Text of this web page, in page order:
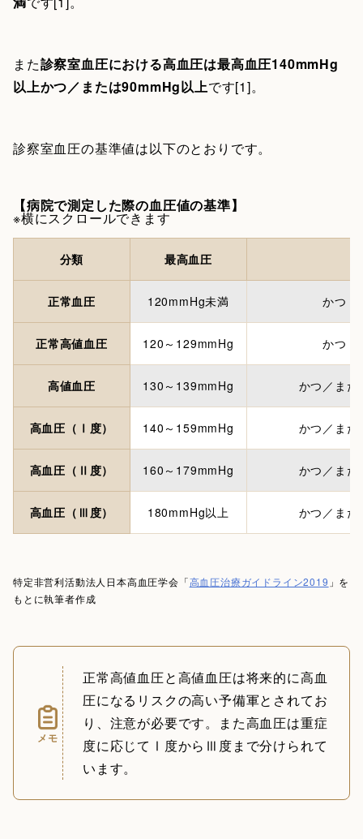
また診察室血圧における高血圧は最高血圧140mmHg
以上かつ／または90mmHg以上です[1]。
診察室血圧の基準値は以下のとおりです。
【病院で測定した際の血圧値の基準】
※横にスクロールできます
分類 最高血圧
正常血圧 120mmHg未満 かつ
正常高値血圧 120～129mmHg かつ
高値血圧 130～139mmHg かつ／また
高血圧（Ⅰ度） 140～159mmHg かつ／また
高血圧（Ⅱ度） 160～179mmHg かつ／また
高血圧（Ⅲ度） 180mmHg以上 かつ／また
特定非営利活動法人日本高血圧学会「高血圧治療ガイドライン2019 」を
もとに執筆者作成
メモ
正常高値血圧と高値血圧は将来的に高血
圧になるリスクの高い予備軍とされてお
り、注意が必要です。また高血圧は重症
度に応じてⅠ度からⅢ度まで分けられて
います。